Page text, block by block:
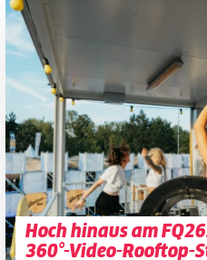
Hoch hinaus am
360°-Video-Rooftop-